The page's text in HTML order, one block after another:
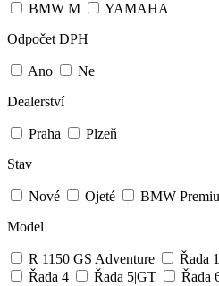
BMW M
YAMAHA
Odpočet DPH
Ano
Ne
Dealerství
Praha
Plzeň
Stav
Nové Ojeté
BMW
Model
R 1150 GS Adventure Řada 1
Řada 4
Řada 5|GT Řada